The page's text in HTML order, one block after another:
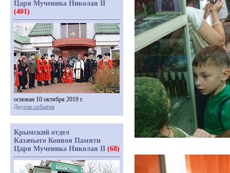
Царя Мученика Николая II
(401)
основан 10 октября 2019 г.
Другие события
Крымский отдел
Казачьего Конвоя Памяти
Царя Мученика Николая II (68)